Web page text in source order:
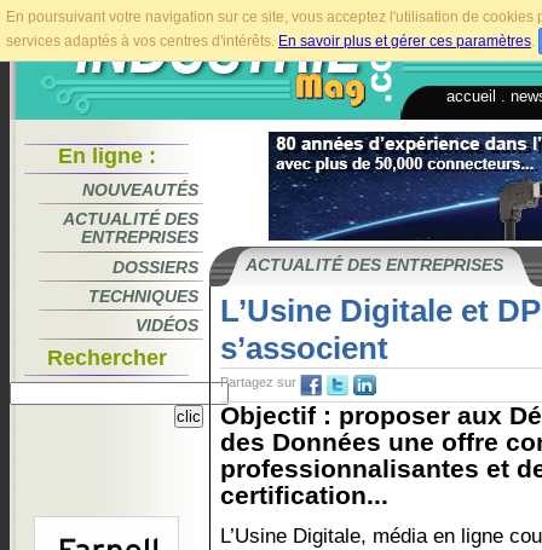
En poursuivant votre navigation sur ce site, vous acceptez l'utilisation de
services adaptés à vos centres d'intérêts. En savoir plus et gérer ces paramètres.
accueil
En ligne :
NOUVEAUTÉS
ACTUALITÉ DES
ENTREPRISES
DOSSIERS
TECHNIQUES
VIDÉOS
Rechercher
ACTUALITÉ DES ENTREPRISES
L’Usine Digitale et
s’associent
Partagez sur
Objectif : proposer aux
des Données une offre
professionnalisantes et
certification...
L’Usine Digitale, média en ligne